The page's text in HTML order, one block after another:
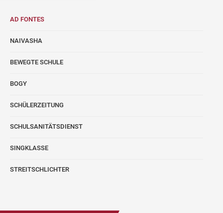
AD FONTES
NAIVASHA
BEWEGTE SCHULE
BOGY
SCHÜLERZEITUNG
SCHULSANITÄTSDIENST
SINGKLASSE
STREITSCHLICHTER